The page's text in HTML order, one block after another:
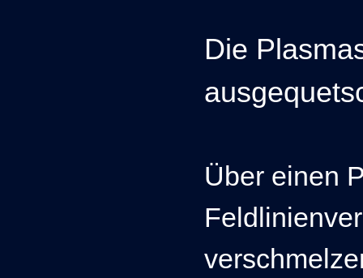
Die
Über einen